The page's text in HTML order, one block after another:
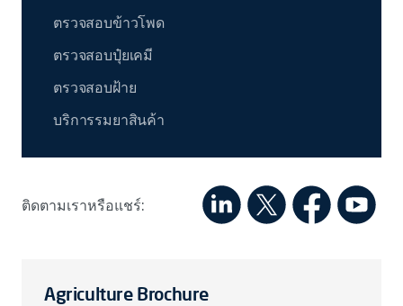
ตรวจสอบข้าวโพด
ตรวจสอบปุ๋ยเคมี
ตรวจสอบฝ้าย
บริการรมยาสินค้า
ติดตามเราหรือแชร์:
Agriculture Brochure